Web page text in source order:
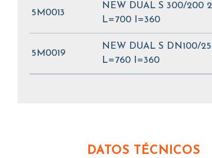
5M0013
NEW DUAL S 300/200
L=700 I=360
5M0019
NEW DUAL S DN100/
L=760 I=360
DATOS TÉCNICOS